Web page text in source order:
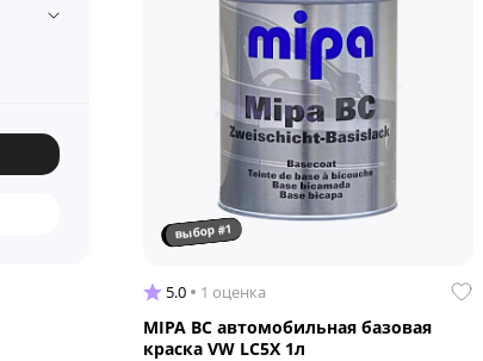
выбор #1
5.0 1 оценка
MIPA BC автомобильная базовая
краска VW LC5X 1л